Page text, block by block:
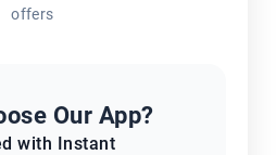
offers
Our App?
with Instant